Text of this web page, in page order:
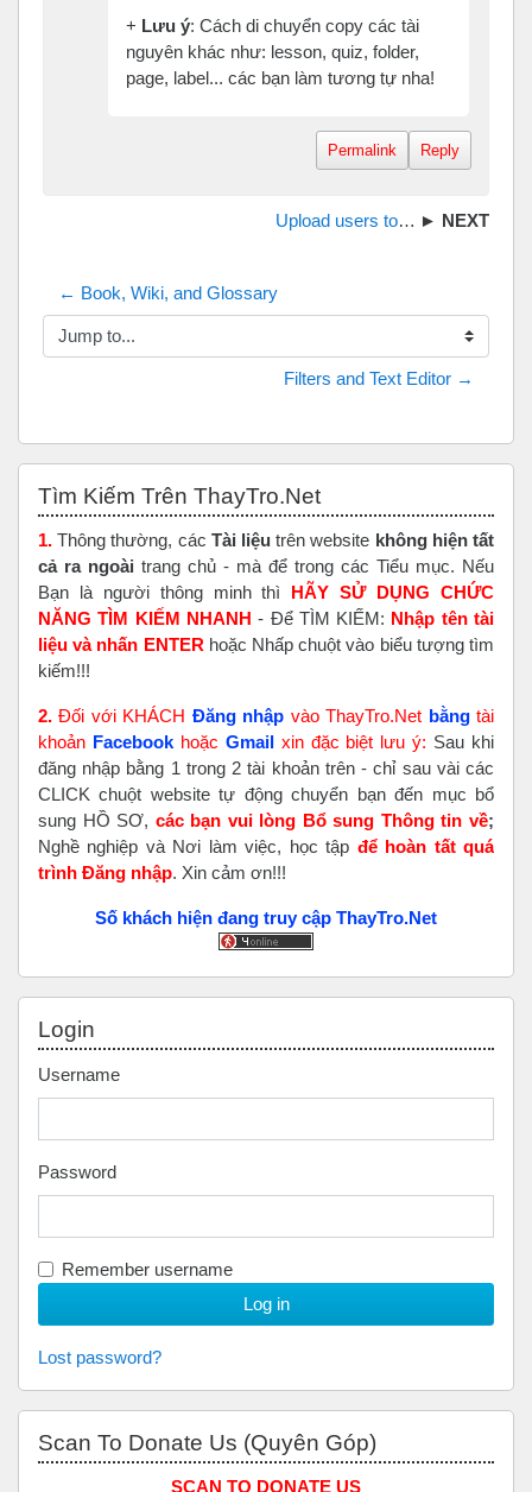
+ Lưu ý: Cách di chuyển copy các tài
nguyên khác như: lesson, quiz, folder,
page, label... các bạn làm tương tự nha!
Permalink Reply
Upload users to moodle| Upload học viên lên moodle
← Book, Wiki, and Glossary
Jump to...
Filters and Text Editor →
Tìm Kiếm Trên ThayTro.Net
1. Thông thường, các Tài liệu trên website không hiện tất
cả ra ngoài trang chủ - mà để trong các Tiểu mục. Nếu
Bạn là người thông minh thì HÃY SỬ DỤNG CHỨC
NĂNG TÌM KIẾM NHANH - Để TÌM KIẾM: Nhập tên tài
liệu và nhấn ENTER hoặc Nhấp chuột vào biểu tượng tìm
kiếm!!!
2. Đối với KHÁCH Đăng nhập vào ThayTro.Net bằngtài
khoản Facebook hoặc Gmailxin đặc biệt lưu ý: Sau khi
đăng nhập bằng 1 trong 2 tài khoản trên - chỉ sau vài các
CLICK chuột website tự động chuyển bạn đến mục bổ
sung HỒ SƠ, các bạn vui lòng Bổ sung Thông tin về;
Nghề nghiệp và Nơi làm việc, học tập để hoàn tấtquá
trình Đăng nhập. Xin cảm ơn!!!
Số khách hiện đang truy cập ThayTro.Net
Login
Username
Password
Remember username
Lost password?
Scan To Donate Us (Quyên Góp)
SCAN TO DONATE US